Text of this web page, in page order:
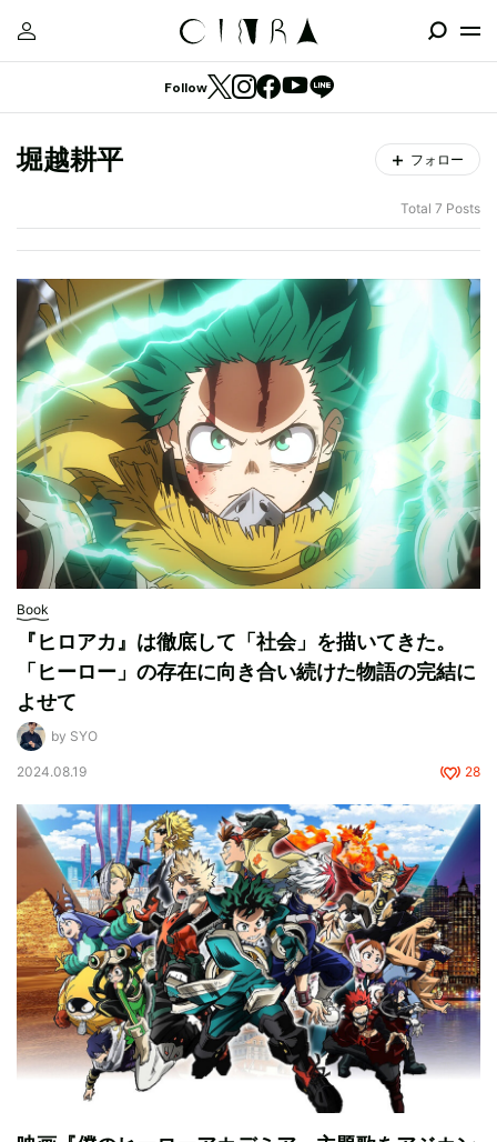
Follow
堀越耕平 フォロー
Total 7 Posts
Book
『ヒロアカ』は徹底して「社会」を描いてきた。
「ヒーロー」の存在に向き合い続けた物語の完結に
よせて
by SYO
2024.08.19 28